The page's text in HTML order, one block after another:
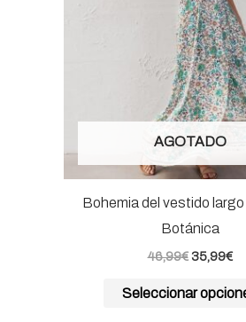
AGOTADO
Bohemia del vestido
Botánica
46,99€ 35,99€
Seleccionar